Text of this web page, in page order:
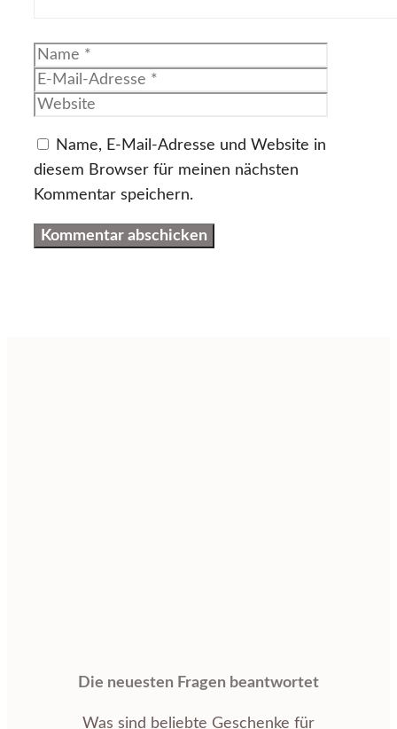
Name
Name, E-Mail-Adresse und Website in
diesem Browser für meinen nächsten
Kommentar speichern.
Die neuesten Fragen beantwortet
Was sind beliebte Geschenke für